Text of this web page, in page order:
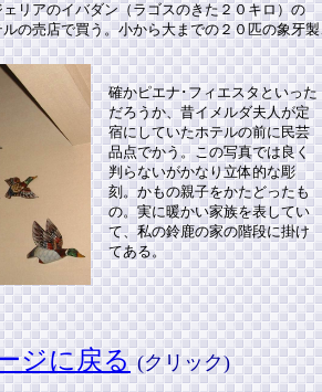
リアのイバダン（ラゴスのきた２０キロ）の
の売店で買う。小から大までの２０匹の象牙
確かピエナ･フィエスタといった
だろうか、昔イメルダ夫人が定
宿にしていたホテルの前に民芸
品点でかう。この写真では良く
判らないがかなり立体的な彫
刻。かもの親子をかたどったも
の。実に暖かい家族を表してい
て、私の鈴鹿の家の階段に掛け
てある。
ジに戻る (クリック)